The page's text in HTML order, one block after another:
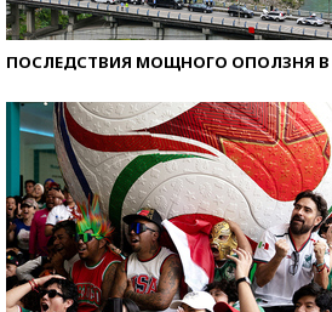
ПОСЛЕДСТВИЯ МОЩНОГО ОПОЛЗНЯ В